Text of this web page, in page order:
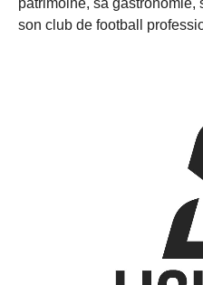
son club de football